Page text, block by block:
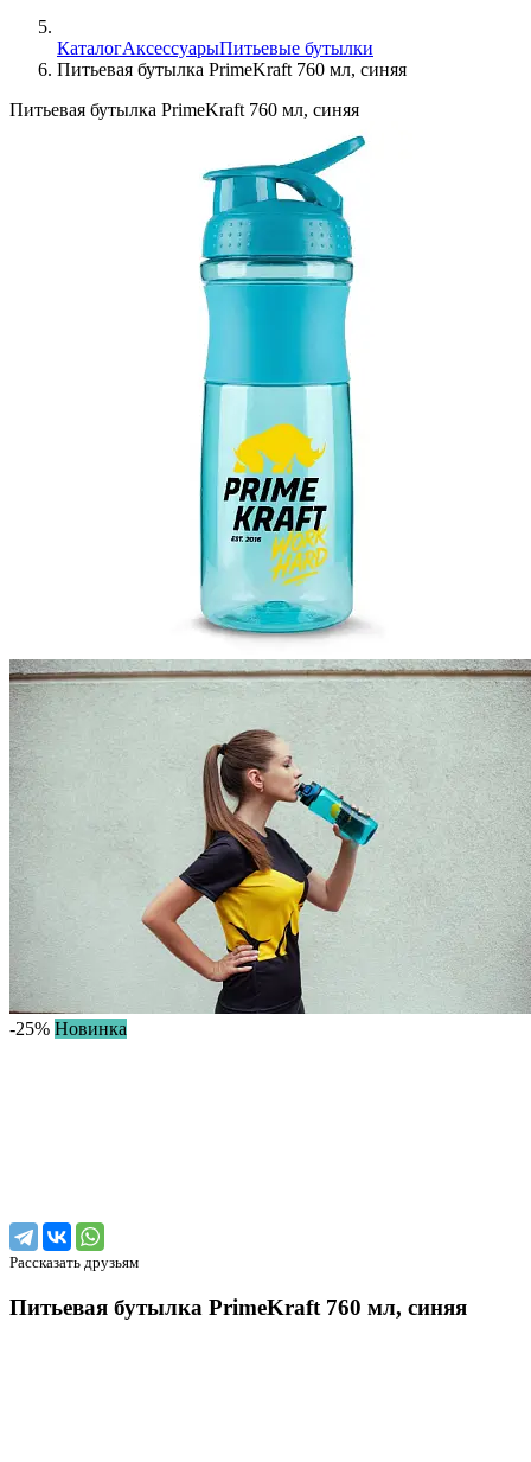
КаталогАксессуарыПитьевые бутылки
Питьевая бутылка PrimeKraft 760 мл, синяя
Питьевая бутылка PrimeKraft 760 мл, синяя
-25% Новинка
Рассказать друзьям
Питьевая бутылка PrimeKraft 760 мл, синяя